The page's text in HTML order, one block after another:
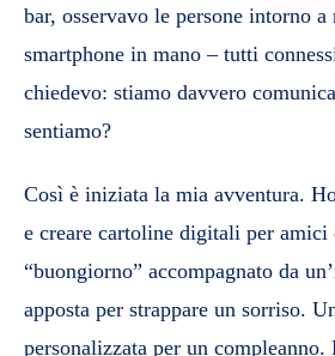
bar, osservavo le persone intorno a
smartphone in mano – tutti
chiedevo: stiamo davvero
sentiamo?
Così è iniziata la mia avventura.
e creare cartoline digitali per
“buongiorno” accompagnato da
apposta per strappare un sorriso.
personalizzata per un